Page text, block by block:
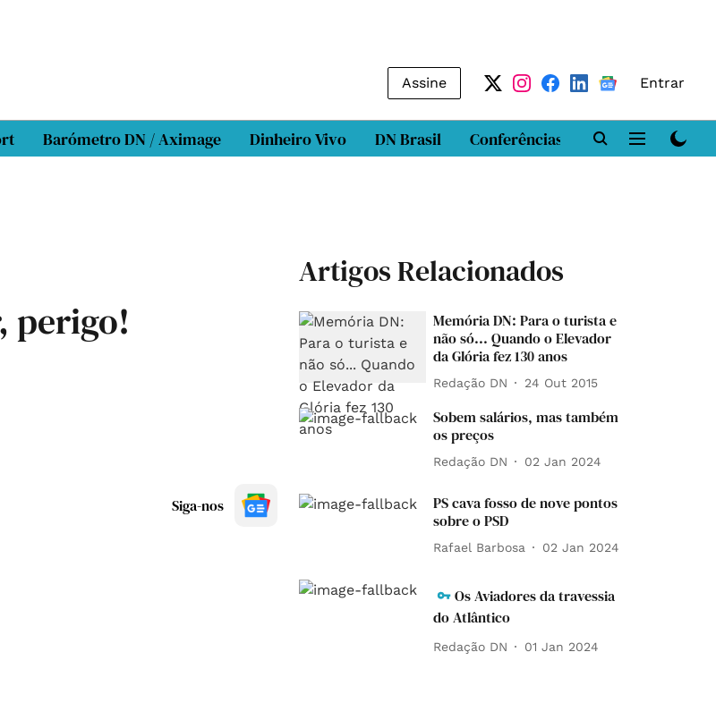
Assine Entrar
Barómetro DN / Aximage Dinheiro Vivo DN Brasil Conferências DN LAB
perigo!
Siga-nos
Artigos Relacionados
Memória DN: Para o turista e
não só... Quando o Elevador
da Glória fez 130 anos
Redação DN 24 Out 2015
Sobem salários, mas também
os preços
Redação DN 02 Jan 2024
PS cava fosso de nove pontos
sobre o PSD
Rafael Barbosa 02 Jan 2024
Os Aviadores da travessia
do Atlântico
Redação DN 01 Jan 2024